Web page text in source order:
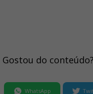
Gostou do
WhatsApp